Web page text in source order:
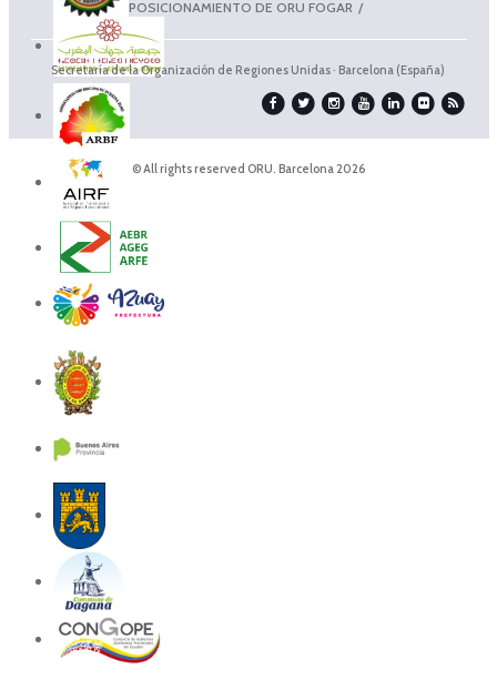
POSICIONAMIENTO DE ORU FOGAR
Secretaría de la Organización de Regiones Unidas · Barcelona (España)
© All rights reserved ORU. Barcelona 2026